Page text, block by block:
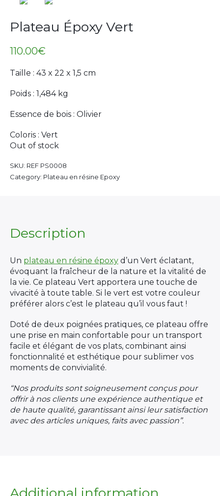
Plateau Époxy Vert
110.00€
Taille : 43 x 22 x 1,5 cm
Poids : 1,484 kg
Essence de bois : Olivier
Coloris : Vert
Out of stock
SKU: REF PS0008
Category: Plateau en résine Epoxy
Description
Un plateau en résine époxy d’un Vert éclatant,
évoquant la fraîcheur de la nature et la vitalité de
la vie. Ce plateau Vert apportera une touche de
vivacité à toute table. Si le vert est votre couleur
préférer alors c’est le plateau qu’il vous faut !
Doté de deux poignées pratiques, ce plateau offre
une prise en main confortable pour un transport
facile et élégant de vos plats, combinant ainsi
fonctionnalité et esthétique pour sublimer vos
moments de convivialité.
“Nos produits sont soigneusement conçus pour
offrir à nos clients une expérience authentique et
de haute qualité, garantissant ainsi leur satisfaction
avec des articles uniques, faits avec passion”.
Additional information